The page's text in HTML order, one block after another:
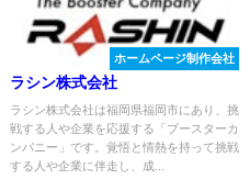
ホームページ制作会社
ラシン株式会社
ラシン株式会社は福岡県福岡市にあり、挑
戦する人や企業を応援する「ブースターカ
ンパニー」です。覚悟と情熱を持って挑戦
する人や企業に伴走し、成...